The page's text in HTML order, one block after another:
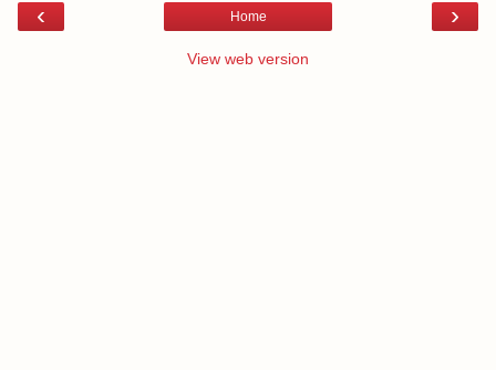
‹ ›
Home
View web version